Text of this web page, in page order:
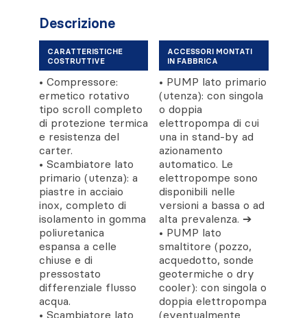
Descrizione
CARATTERISTICHE
COSTRUTTIVE
• Compressore:
ermetico rotativo
tipo scroll completo
di protezione termica
e resistenza del
carter.
• Scambiatore lato
primario (utenza): a
piastre in acciaio
inox, completo di
isolamento in gomma
poliuretanica
espansa a celle
chiuse e di
pressostato
differenziale flusso
acqua.
• Scambiatore lato
ACCESSORI MONTATI
IN FABBRICA
• PUMP lato primario
(utenza): con singola
o doppia
elettropompa di cui
una in stand-by ad
azionamento
automatico. Le
elettropompe sono
disponibili nelle
versioni a bassa o ad
alta prevalenza. ➔
• PUMP lato
smaltitore (pozzo,
acquedotto, sonde
geotermiche o dry
cooler): con singola o
doppia elettropompa
(eventualmente